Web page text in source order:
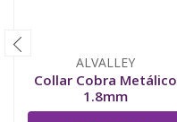
ALVALLEY
Collar Cobra Metálico
1.8mm